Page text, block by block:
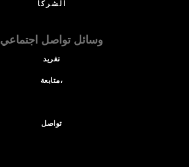
الشركا
وسائل تواصل اجتماعي
تغريد
متابعة،
تواصل